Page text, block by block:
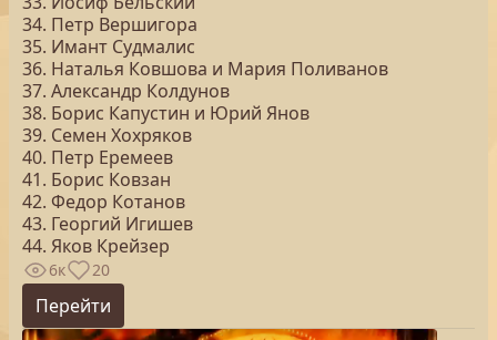
34. Петр Вершигора
35. Имант Судмалис
36. Наталья Ковшова и Мария Поливанов
37. Александр Колдунов
38. Борис Капустин и Юрий Янов
39. Семен Хохряков
40. Петр Еремеев
41. Борис Ковзан
42. Федор Котанов
43. Георгий Игишев
44. Яков Крейзер
6к 20
Перейти